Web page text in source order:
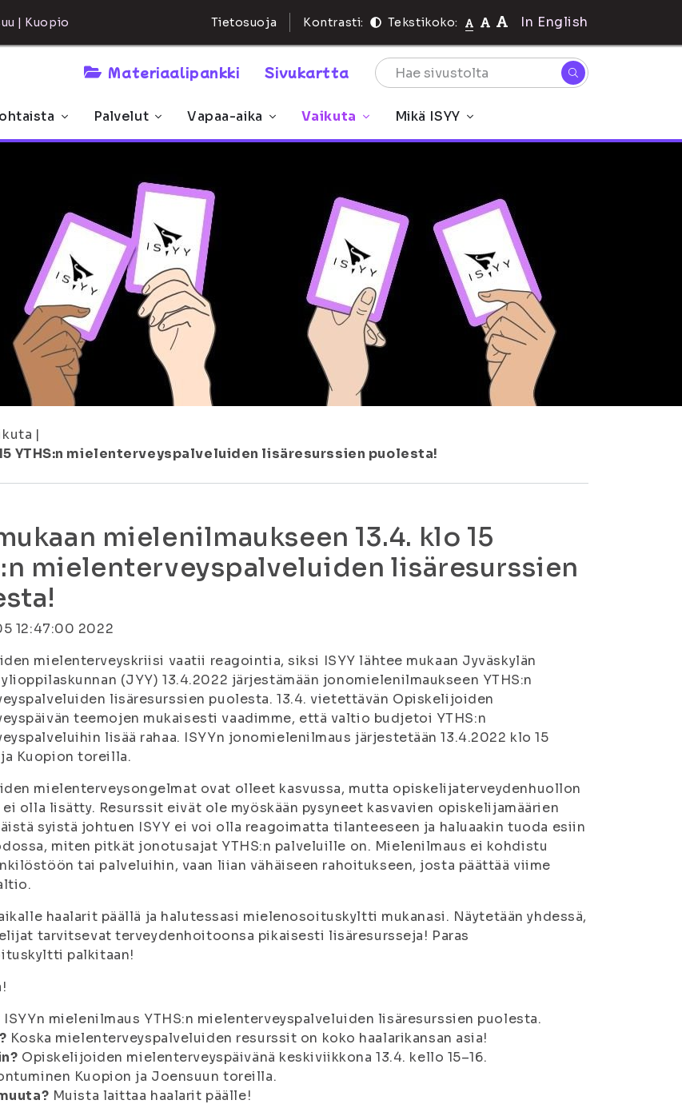
| Kuopio Tietosuoja Kontrasti: Tekstikoko: In English
Materiaalipankki Sivukartta
Palvelut Vapaa-aika Vaikuta Mikä ISYY
|
YTHS:n mielenterveyspalveluiden lisäresurssien puolesta!
mielenilmaukseen 13.4. klo 15
mielenterveyspalveluiden lisäresurssien
12:47:00 2022
mielenterveyskriisi vaatii reagointia, siksi ISYY lähtee mukaan Jyväskylän
(JYY) 13.4.2022 järjestämään jonomielenilmaukseen YTHS:n
lisäresurssien puolesta. 13.4. vietettävän Opiskelijoiden
teemojen mukaisesti vaadimme, että valtio budjetoi YTHS:n
lisää rahaa. ISYYn jonomielenilmaus järjestetään 13.4.2022 klo 15
Kuopion toreilla.
mielenterveysongelmat ovat olleet kasvussa, mutta opiskelijaterveydenhuollon
ei olla lisätty. Resurssit eivät ole myöskään pysyneet kasvavien opiskelijamäärien
syistä johtuen ISYY ei voi olla reagoimatta tilanteeseen ja haluaakin tuoda esiin
miten pitkät jonotusajat YTHS:n palveluille on. Mielenilmaus ei kohdistu
tai palveluihin, vaan liian vähäiseen rahoitukseen, josta päättää viime
haalarit päällä ja halutessasi mielenosoituskyltti mukanasi. Näytetään yhdessä,
tarvitsevat terveydenhoitoonsa pikaisesti lisäresursseja! Paras
palkitaan!
ISYYn mielenilmaus YTHS:n mielenterveyspalveluiden lisäresurssien puolesta.
Koska mielenterveyspalveluiden resurssit on koko haalarikansan asia!
Opiskelijoiden mielenterveyspäivänä keskiviikkona 13.4. kello 15–16.
Kuopion ja Joensuun toreilla.
Muista laittaa haalarit päälle!